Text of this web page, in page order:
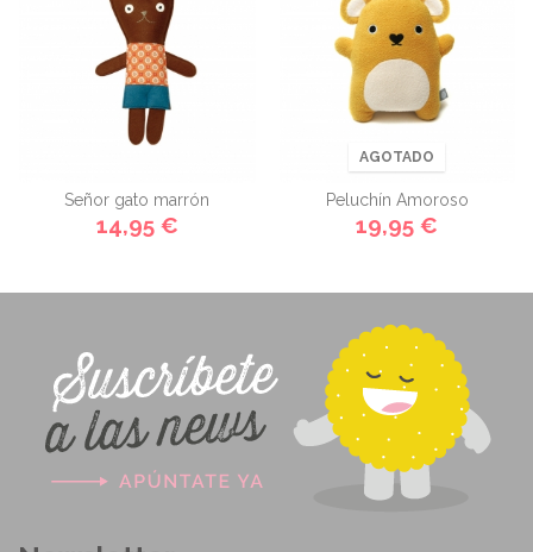
Señor gato marrón
14,95 €
AGOTADO
Peluchín Amoroso
19,95 €